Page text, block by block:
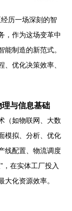
历一场深刻的智
，作为这场变革中
制造的新范式。
优化决策效率、
与信息基础
（如物联网、大数
模拟、分析、优化
线配置、物流调度
，在实体工厂投入
化资源效率。